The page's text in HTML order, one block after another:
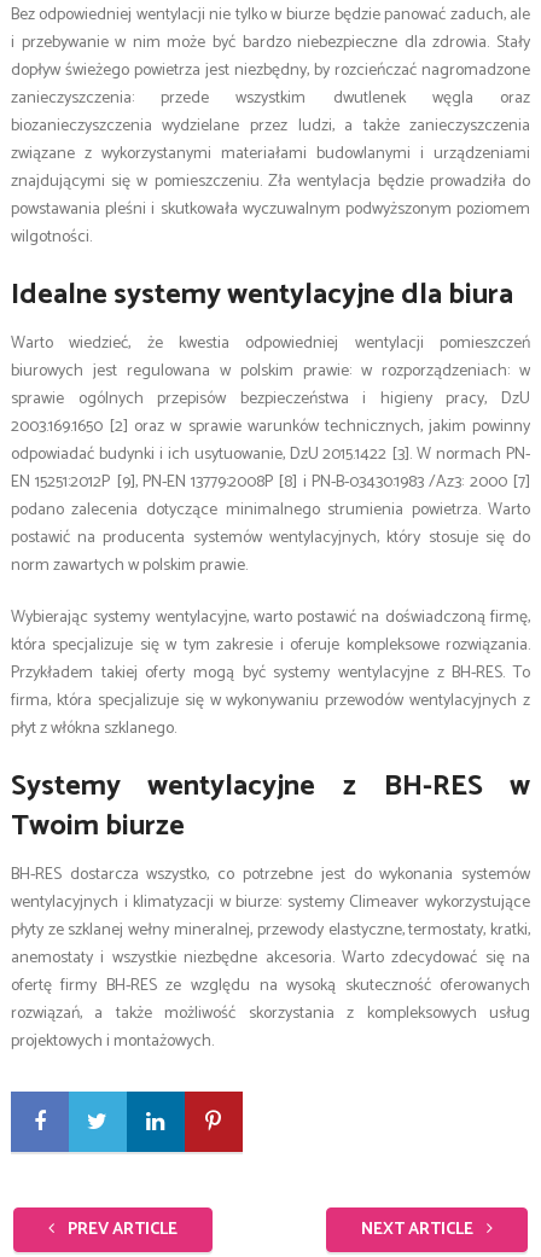
Bez odpowiedniej wentylacji nie tylko w biurze będzie panować zaduch, ale
i przebywanie w nim może być bardzo niebezpieczne dla zdrowia. Stały
dopływ świeżego powietrza jest niezbędny, by rozcieńczać nagromadzone
zanieczyszczenia: przede wszystkim dwutlenek węgla oraz
biozanieczyszczenia wydzielane przez ludzi, a także zanieczyszczenia
związane z wykorzystanymi materiałami budowlanymi i urządzeniami
znajdującymi się w pomieszczeniu. Zła wentylacja będzie prowadziła do
powstawania pleśni i skutkowała wyczuwalnym podwyższonym poziomem
wilgotności.
Idealne systemy wentylacyjne dla biura
Warto wiedzieć, że kwestia odpowiedniej wentylacji pomieszczeń
biurowych jest regulowana w polskim prawie: w rozporządzeniach: w
sprawie ogólnych przepisów bezpieczeństwa i higieny pracy, DzU
2003.169.1650 [2] oraz w sprawie warunków technicznych, jakim powinny
odpowiadać budynki i ich usytuowanie, DzU 2015.1422 [3]. W normach PN-
EN 15251:2012P [9], PN-EN 13779:2008P [8] i PN-B-03430:1983 /Az3: 2000 [7]
podano zalecenia dotyczące minimalnego strumienia powietrza. Warto
postawić na producenta systemów wentylacyjnych, który stosuje się do
norm zawartych w polskim prawie.
Wybierając systemy wentylacyjne, warto postawić na doświadczoną firmę,
która specjalizuje się w tym zakresie i oferuje kompleksowe rozwiązania.
Przykładem takiej oferty mogą być systemy wentylacyjne z BH-RES. To
firma, która specjalizuje się w wykonywaniu przewodów wentylacyjnych z
płyt z włókna szklanego.
Systemy wentylacyjne z BH-RES w
Twoim biurze
BH-RES dostarcza wszystko, co potrzebne jest do wykonania systemów
wentylacyjnych i klimatyzacji w biurze: systemy Climeaver wykorzystujące
płyty ze szklanej wełny mineralnej, przewody elastyczne, termostaty, kratki,
anemostaty i wszystkie niezbędne akcesoria. Warto zdecydować się na
ofertę firmy BH-RES ze względu na wysoką skuteczność oferowanych
rozwiązań, a także możliwość skorzystania z kompleksowych usług
projektowych i montażowych.
PREV ARTICLE NEXT ARTICLE